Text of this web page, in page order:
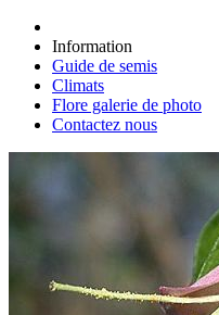
Information
Guide de semis
Climats
Flore galerie de photo
Contactez nous